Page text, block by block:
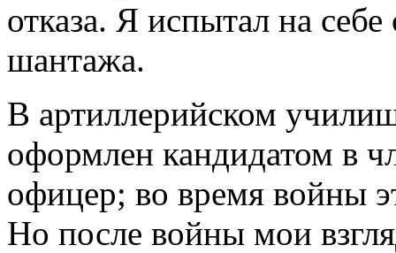
отказа. Я испытал на себе
шантажа.
В артиллерийском
оформлен кандидатом в
офицер; во время войны
Но после войны мои